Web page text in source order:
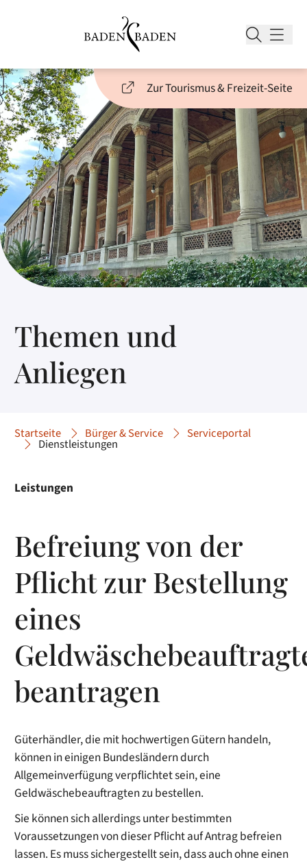
Zur Tourismus & Freizeit-Seite
Themen und
Anliegen
Startseite Bürger & Service Serviceportal
Dienstleistungen
Leistungen
Befreiung von der
Pflicht zur Bestellung
eines
beantragen
Güterhändler, die mit hochwertigen Gütern handeln,
können in einigen Bundesländern durch
Allgemeinverfügung verpflichtet sein, eine
Geldwäschebeauftragten zu bestellen.
Sie können sich allerdings unter bestimmten
Voraussetzungen von dieser Pflicht auf Antrag befreien
lassen. Es muss sichergestellt sein, dass auch ohne einen